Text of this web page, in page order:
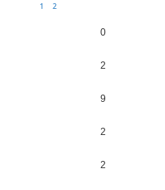
1 2
0
2
9
2
2